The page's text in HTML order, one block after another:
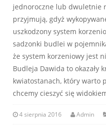
jednoroczne lub dwuletnie
przyjmują, gdyż
uszkodzony system
sadzonki budlei w
że system korzeniowy jest
Budleja Dawida to okazały
kwiatostanach, który warto
chcemy cieszyć się
4 sierpnia 2016 Admin